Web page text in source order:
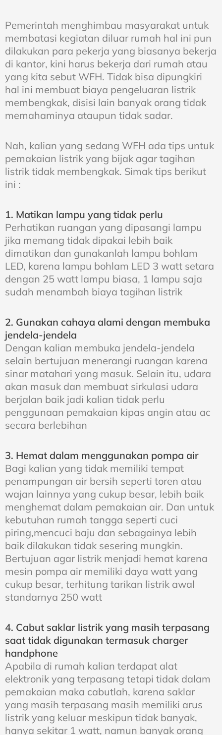
Pemerintah menghimbau masyarakat untuk
membatasi kegiatan diluar rumah hal ini pun
dilakukan para pekerja yang biasanya bekerja
di kantor, kini harus bekerja dari rumah atau
yang kita sebut WFH. Tidak bisa dipungkiri
hal ini membuat biaya pengeluaran listrik
membengkak, disisi lain banyak orang tidak
memahaminya ataupun tidak sadar.
Nah, kalian yang sedang WFH ada tips untuk
pemakaian listrik yang bijak agar tagihan
listrik tidak membengkak. Simak tips berikut
ini :
1. Matikan lampu yang tidak perlu
Perhatikan ruangan yang dipasangi lampu
jika memang tidak dipakai lebih baik
dimatikan dan gunakanlah lampu bohlam
LED, karena lampu bohlam LED 3 watt setara
dengan 25 watt lampu biasa, 1 lampu saja
sudah menambah biaya tagihan listrik
2. Gunakan cahaya alami dengan membuka
jendela-jendela
Dengan kalian membuka jendela-jendela
selain bertujuan menerangi ruangan karena
sinar matahari yang masuk. Selain itu, udara
akan masuk dan membuat sirkulasi udara
berjalan baik jadi kalian tidak perlu
penggunaan pemakaian kipas angin atau ac
secara berlebihan
3. Hemat dalam menggunakan pompa air
Bagi kalian yang tidak memiliki tempat
penampungan air bersih seperti toren atau
wajan lainnya yang cukup besar, lebih baik
menghemat dalam pemakaian air. Dan untuk
kebutuhan rumah tangga seperti cuci
piring,mencuci baju dan sebagainya lebih
baik dilakukan tidak sesering mungkin.
Bertujuan agar listrik menjadi hemat karena
mesin pompa air memiliki daya watt yang
cukup besar, terhitung tarikan listrik awal
standarnya 250 watt
4. Cabut saklar listrik yang masih terpasang
saat tidak digunakan termasuk charger
handphone
Apabila di rumah kalian terdapat alat
elektronik yang terpasang tetapi tidak dalam
pemakaian maka cabutlah, karena saklar
yang masih terpasang masih memiliki arus
listrik yang keluar meskipun tidak banyak,
hanya sekitar 1 watt, namun banyak orang